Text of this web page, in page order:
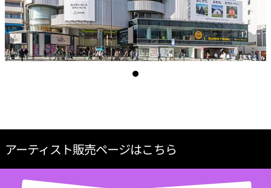
アーティスト販売ページはこちら